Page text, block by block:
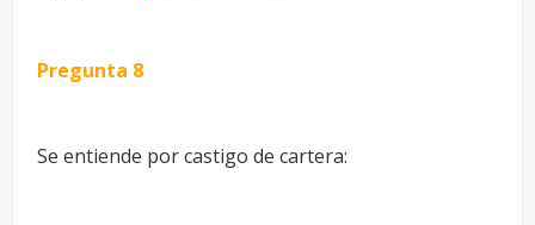
Pregunta 8
Se entiende por castigo de cartera: